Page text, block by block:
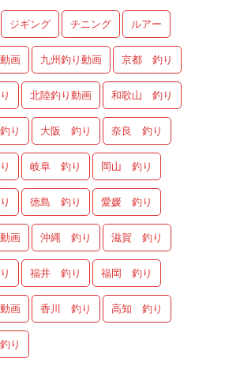
ジギング チニング ルアー
画 九州釣り動画 京都 釣り
北陸釣り動画 和歌山 釣り
り 大阪 釣り 奈良 釣り
岐阜 釣り 岡山 釣り
徳島 釣り 愛媛 釣り
画 沖縄 釣り 滋賀 釣り
福井 釣り 福岡 釣り
画 香川 釣り 高知 釣り
り